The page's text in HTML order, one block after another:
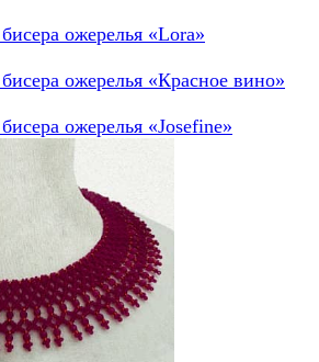
ожерелья «Lora»
ожерелья «Красное вино»
ожерелья «Josefine»